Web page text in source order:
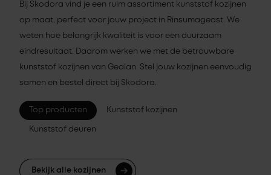
Bij Skodora vind je een ruim assortiment kunststof kozijnen
op maat, perfect voor jouw project in Rinsumageast. We
weten hoe belangrijk kwaliteit is voor een duurzaam
eindresultaat. Daarom werken we met de betrouwbare
kunststof kozijnen van Gealan. Stel jouw kozijnen eenvoudig
samen en bestel direct bij Skodora.
Top producten Kunststof kozijnen
Kunststof deuren
Bekijk alle kozijnen